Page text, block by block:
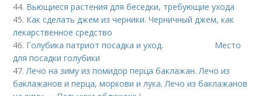
44. Вьющиеся растения для беседки, требующие ухода
45. Как сделать джем из черники. Черничный джем, как
лекарственное средство
46. Голубика патриот посадка и уход. Место
для посадки голубики
47.Лечо на зиму из помидор перца баклажан. Лечо из
баклажанов и перца, моркови и лука. Лечо из баклажанов